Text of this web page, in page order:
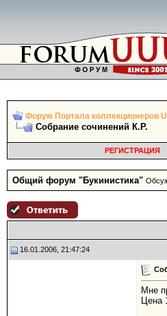
Форум Портала коллекционеров
Собрание сочинений К.Р.
РЕГИСТРАЦИЯ
Общий форум "Букинистика"
16.01.2006, 21:47:24
Мне
Цена